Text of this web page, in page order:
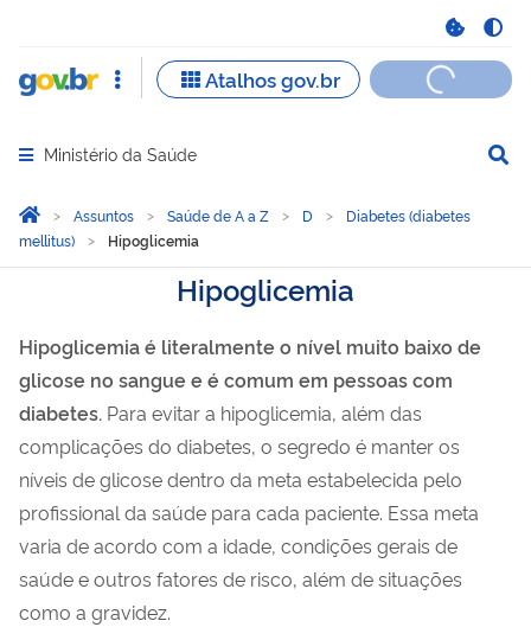
Abrir menu principal de navegação
Ministério da Saúde
Você está aqui:
Página Inicial
Assuntos Saúde de A a Z D
Diabetes (diabetes
mellitus)
Hipoglicemia
Hipoglicemia
Hipoglicemia é literalmente o nível muito baixo de
glicose no sangue e é comum em pessoas com
diabetes. Para evitar a hipoglicemia, além das
complicações do diabetes, o segredo é manter os
níveis de glicose dentro da meta estabelecida pelo
profissional da saúde para cada paciente. Essa meta
varia de acordo com a idade, condições gerais de
saúde e outros fatores de risco, além de situações
como a gravidez.